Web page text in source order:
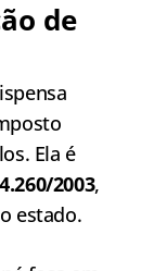
de
Ela é
2003,
estado.